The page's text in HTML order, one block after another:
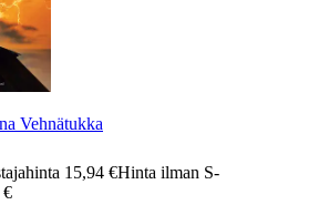
Vehnätukka
15,94 €Hinta ilman S-
€